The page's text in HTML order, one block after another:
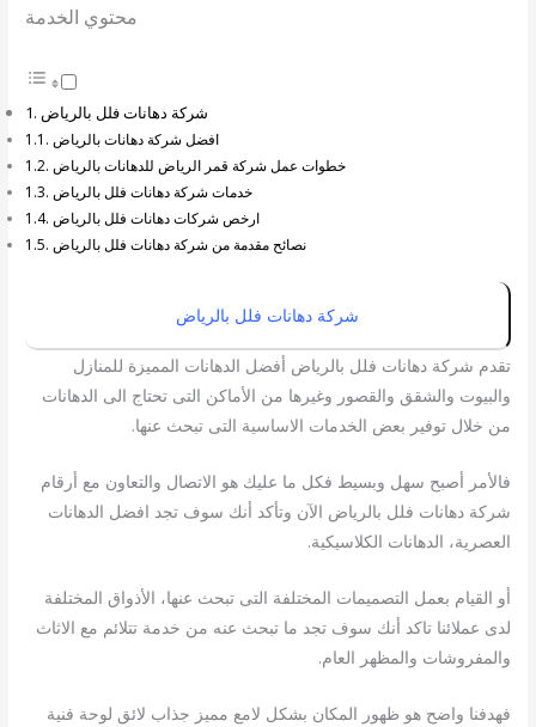
محتوي الخدمة
شركة دهانات فلل بالرياض
افضل شركة دهانات بالرياض
خطوات عمل شركة قمر الرياض للدهانات بالرياض
خدمات شركة دهانات فلل بالرياض
ارخص شركات دهانات فلل بالرياض
نصائح مقدمة من شركة دهانات فلل بالرياض
شركة دهانات فلل بالرياض
تقدم شركة دهانات فلل بالرياض أفضل الدهانات المميزة للمنازل
والبيوت والشقق والقصور وغيرها من الأماكن التى تحتاج الى الدهانات
من خلال توفير بعض الخدمات الاساسية التى تبحث عنها.
فالأمر أصبح سهل وبسيط فكل ما عليك هو الاتصال والتعاون مع أرقام
شركة دهانات فلل بالرياض الآن وتأكد أنك سوف تجد افضل الدهانات
العصرية، الدهانات الكلاسيكية.
أو القيام بعمل التصميمات المختلفة التى تبحث عنها، الأذواق المختلفة
لدى عملائنا تاكد أنك سوف تجد ما تبحث عنه من خدمة تتلائم مع الاثاث
والمفروشات والمظهر العام.
فهدفنا واضح هو ظهور المكان بشكل لامع مميز جذاب لائق لوحة فنية